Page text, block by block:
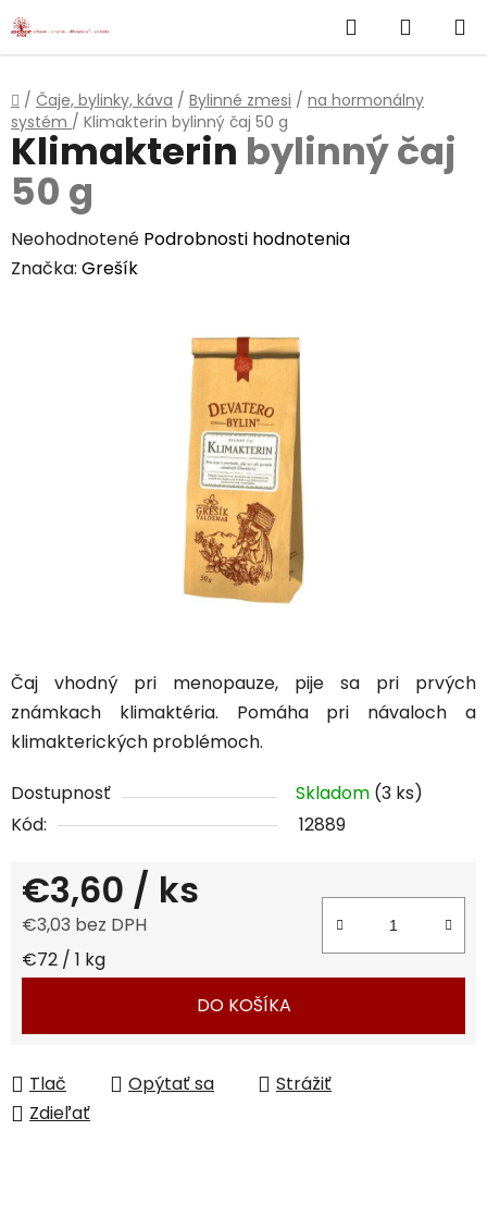
Prejsť
na
Hľadať
KOŠÍK
Domov
/ Čaje, bylinky, káva / Bylinné zmesi / na hormonálny
systém / Klimakterin bylinný čaj 50 g
Čaj vhodný pri menopauze, pije sa pri prvých
známkach klimaktéria. Pomáha pri návaloch a
klimakterických problémoch.
Dostupnosť Skladom (3 ks)
Kód:
12889
€3,60 / ks
€3,03 bez DPH
Jednotková cena:
€72 / 1 kg
DO KOŠÍKA
Tlač Opýtať sa
Strážiť
Zdieľať
Klimakterin bylinný čaj
50 g
Priemerné
hodnotenie
Neohodnotené Podrobnosti hodnotenia
Značka: Grešík